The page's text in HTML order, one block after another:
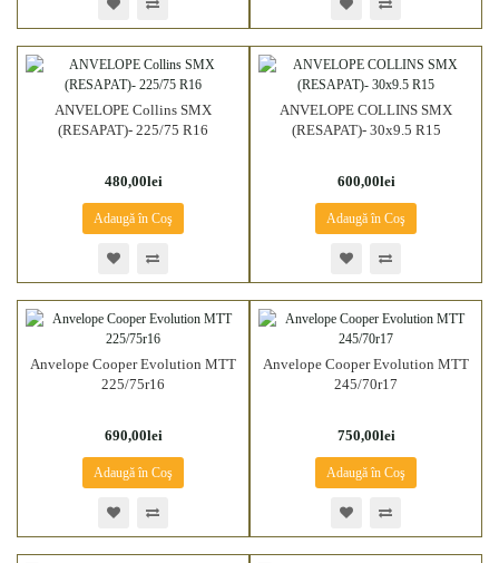
ANVELOPE Collins SMX
(RESAPAT)- 225/75 R16
480,00lei
Adaugă în Coş
ANVELOPE COLLINS SMX
(RESAPAT)- 30x9.5 R15
600,00lei
Adaugă în Coş
Anvelope Cooper Evolution MTT
225/75r16
690,00lei
Adaugă în Coş
Anvelope Cooper Evolution MTT
245/70r17
750,00lei
Adaugă în Coş